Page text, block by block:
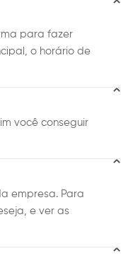
para fazer
o horário de
você conseguir
empresa. Para
e ver as